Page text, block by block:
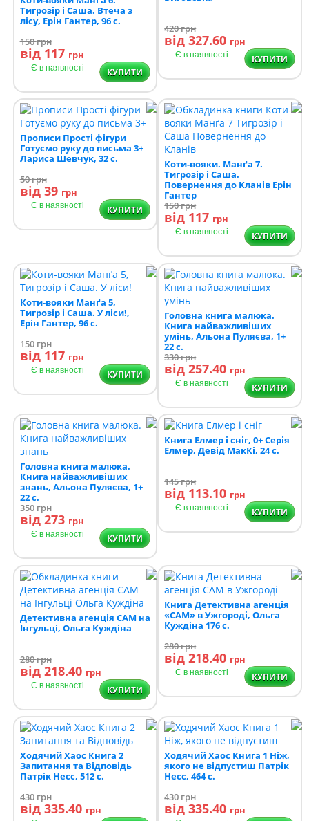
Тигрозір і Саша. Втеча з
лісу, Ерін Гантер, 96 с.
150грн
від 117 грн
Є в наявності КУПИТИ
420грн
від 327.60 грн
Є в наявності КУПИТИ
Прописи Прості фігури
Готуємо руку до письма 3+
Лариса Шевчук, 32 с.
50грн
від 39 грн
Є в наявності КУПИТИ
Коти-вояки. Манґа 7.
Тигрозір і Саша.
Повернення до Кланів Ерін
Гантер
150грн
від 117 грн
Є в наявності КУПИТИ
Коти-вояки Манґа 5,
Тигрозір і Саша. У ліси!,
Ерін Гантер, 96 с.
150грн
від 117 грн
Є в наявності КУПИТИ
Головна книга малюка.
Книга найважливіших
умінь, Альона Пуляєва, 1+
22 с.
330грн
від 257.40 грн
Є в наявності КУПИТИ
Головна книга малюка.
Книга найважливіших
знань, Альона Пуляєва, 1+
22 с.
350грн
від 273 грн
Є в наявності КУПИТИ
Книга Елмер і сніг, 0+ Серія
Елмер, Девід МакКі, 24 с.
145грн
від 113.10 грн
Є в наявності КУПИТИ
Детективна агенція САМ на
Інгульці, Ольга Куждіна
280грн
від 218.40 грн
Є в наявності КУПИТИ
Книга Детективна агенція
«САМ» в Ужгороді, Ольга
Куждіна 176 с.
280грн
від 218.40 грн
Є в наявності КУПИТИ
Ходячий Хаос Книга 2
Запитання та Відповідь
Патрік Несс, 512 с.
430грн
від 335.40 грн
Ходячий Хаос Книга 1 Ніж,
якого не відпустиш Патрік
Несс, 464 с.
430грн
від 335.40 грн